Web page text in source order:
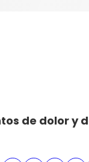
de dolor y